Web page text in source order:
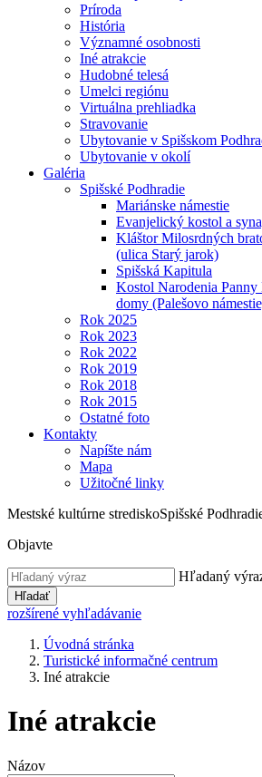
Príroda
História
Významné osobnosti
Iné atrakcie
Hudobné telesá
Umelci regiónu
Virtuálna prehliadka
Stravovanie
Ubytovanie v Spišskom
Ubytovanie v okolí
Galéria
Spišské Podhradie
Mariánske námestie
Evanjelický kostol a
Kláštor Milosrdných
(ulica Starý jarok)
Spišská Kapitula
Kostol Narodenia Panny
domy (Palešovo
Rok 2025
Rok 2023
Rok 2022
Rok 2019
Rok 2018
Rok 2015
Ostatné foto
Kontakty
Napíšte nám
Mapa
Užitočné linky
Mestské kultúrne strediskoSpišské
Objavte
Hľadaný
Hľadať
rozšírené vyhľadávanie
Úvodná stránka
Turistické informačné centrum
Iné atrakcie
Iné atrakcie
Názov